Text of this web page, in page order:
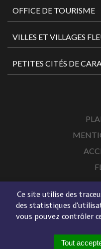
Ce site utilise des
des statistiques
vous pouvez contrôler
Tout
OFFICE DE TOURISME
VILLES ET VILLAGES
PETITES CITÉS DE